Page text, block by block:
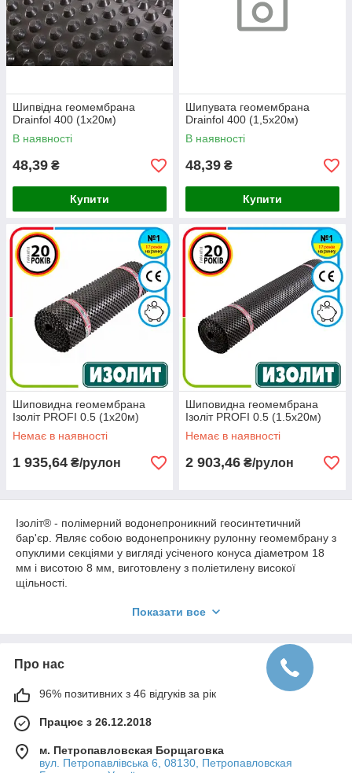
Шипвідна геомембрана
Drainfol 400 (1x20м)
В наявності
48,39 ₴
Купити
Шипувата геомембрана
Drainfol 400 (1,5x20м)
В наявності
48,39 ₴
Купити
Шиповидна геомембрана
Ізоліт PROFI 0.5 (1х20м)
Немає в наявності
1 935,64 ₴/рулон
Шиповидна геомембрана
Ізоліт PROFI 0.5 (1.5х20м)
Немає в наявності
2 903,46 ₴/рулон
Ізоліт® - полімерний водонепроникний геосинтетичний
бар'єр. Являє собою водонепроникну рулонну геомембрану з
опуклими секціями у вигляді усіченого конуса діаметром 18
мм і висотою 8 мм, виготовлену з поліетилену високої
щільності.
(Німеччина) за методом екструзії, внаслідок чого досягається
Ізоліт® володіє високими механічними та експлуатаційними
характеристиками, що підтверджується 20-річною гарантією.
Геомембрана володіє високими характеристиками міцності,
хімічної і біологічної стійкістю.
високі міцнісні характеристики
Показати все
Про нас
96% позитивних з 46 відгуків за рік
Працює з 26.12.2018
м. Петропавловская Борщаговка
вул. Петропавлівська 6, 08130, Петропавловская